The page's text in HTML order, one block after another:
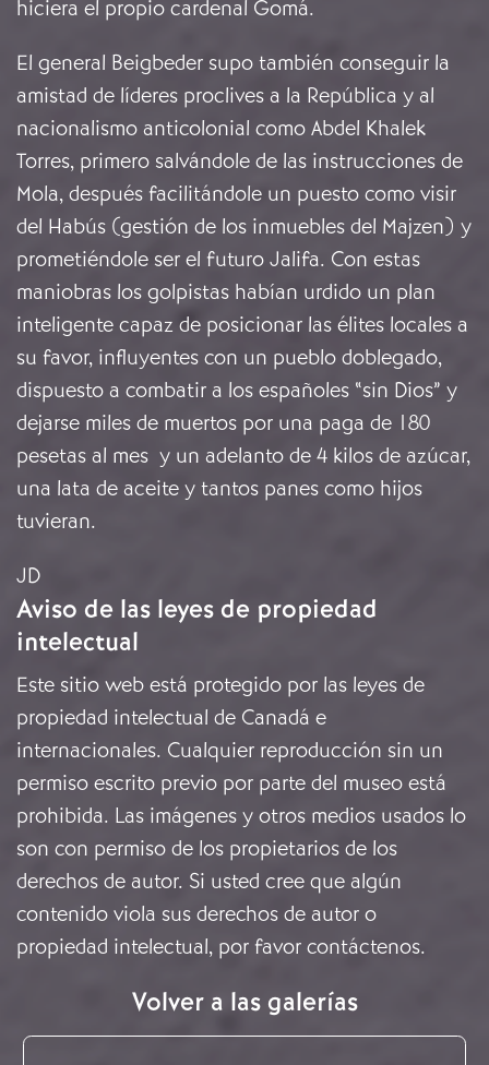
hiciera el propio cardenal Gomá.
El general Beigbeder supo también conseguir la
amistad de líderes proclives a la República y al
nacionalismo anticolonial como Abdel Khalek
Torres, primero salvándole de las instrucciones de
Mola, después facilitándole un puesto como visir
del Habús (gestión de los inmuebles del Majzen) y
prometiéndole ser el futuro Jalifa. Con estas
maniobras los golpistas habían urdido un plan
inteligente capaz de posicionar las élites locales a
su favor, influyentes con un pueblo doblegado,
dispuesto a combatir a los españoles “sin Dios” y
dejarse miles de muertos por una paga de 180
pesetas al mes y un adelanto de 4 kilos de azúcar,
una lata de aceite y tantos panes como hijos
tuvieran.
JD
Aviso de las leyes de propiedad
intelectual
Este sitio web está protegido por las leyes de
propiedad intelectual de Canadá e
internacionales. Cualquier reproducción sin un
permiso escrito previo por parte del museo está
prohibida. Las imágenes y otros medios usados lo
son con permiso de los propietarios de los
derechos de autor. Si usted cree que algún
contenido viola sus derechos de autor o
propiedad intelectual, por favor contáctenos.
Volver a las galerías